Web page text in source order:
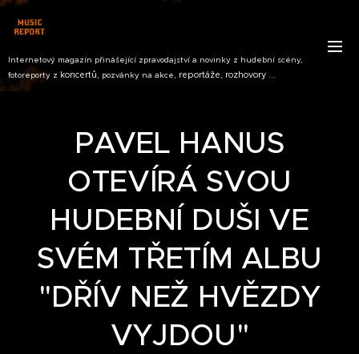
Internetový magazín přinášející zpravodajství a novinky z hudební scény,
fotoreporty z koncertů, pozvánky na akce, reportáže, rozhovory ...
PAVEL HANUS
OTEVÍRÁ SVOU
HUDEBNÍ DUŠI VE
SVÉM TŘETÍM ALBU
"DŘÍV NEŽ HVĚZDY
VYJDOU"